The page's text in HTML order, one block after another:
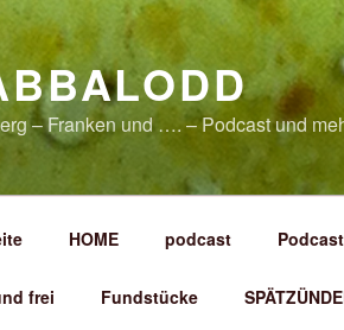
– Franken und …. – Podcast und
HOME podcast
frei Fundstücke